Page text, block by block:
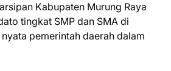
Kabupaten Murung Raya
tingkat SMP dan SMA di
pemerintah daerah dalam